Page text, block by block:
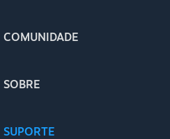
COMUNIDADE
SOBRE
SUPORTE